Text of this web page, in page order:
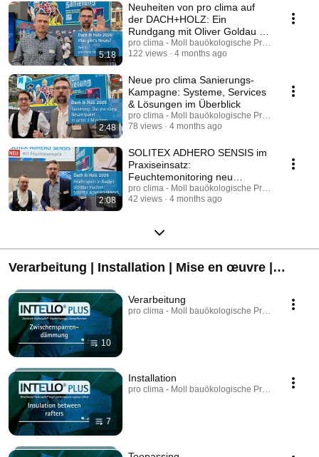
5:18
Neuheiten von pro clima auf
der DACH+HOLZ: Ein
Rundgang mit Oliver Goldau &
Stefan Hückstedt
pro clima - Moll bauökologische Produkte GmbH
122 views
4 months ago
2:48
Neue pro clima Sanierungs-
Kampagne: Systeme, Services
& Lösungen im Überblick
pro clima - Moll bauökologische Produkte GmbH
78 views
4 months ago
2:08
SOLITEX ADHERO SENSIS im
Praxiseinsatz:
Feuchtemonitoring neu
gedacht
pro clima - Moll bauökologische Produkte GmbH
42 views
4 months ago
Verarbeitung | Installation | Mise en œuvre |
10
Verarbeitung
pro clima - Moll bauökologische Produkte GmbH
7
Installation
pro clima - Moll bauökologische Produkte GmbH